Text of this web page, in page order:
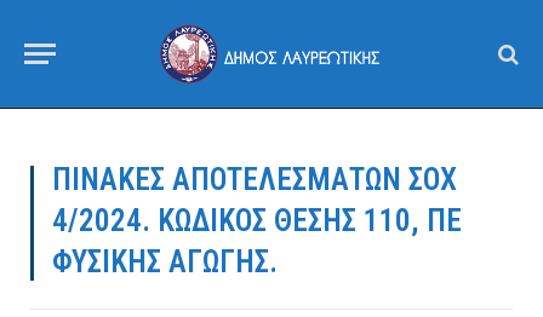
ΠΙΝΑΚΕΣ ΑΠΟΤΕΛΕΣΜΑΤΩΝ ΣΟΧ
4/2024. ΚΩΔΙΚΟΣ ΘΕΣΗΣ 110, ΠΕ
ΦΥΣΙΚΗΣ ΑΓΩΓΗΣ.